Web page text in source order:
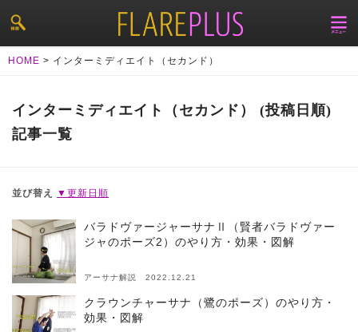
HOME > インターミディエイト（セカンド）
インターミディエイト（セカンド） (投稿日順)
記事一覧
並び替え ▼更新日順
バラドヴァージャーサナⅡ（賢者バラドヴァー
ジャのポーズ2）のやり方・効果・図解
アーサナ解説 2022.12.21
クラウンチャーサナ（鷺のポーズ）のやり方・
効果・図解